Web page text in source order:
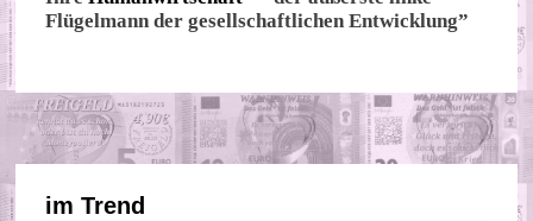
Flügelmann der gesellschaftlichen Entwicklung”
im Trend